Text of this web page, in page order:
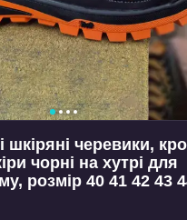
шкіряні черевики,
чорні на хутрі для
розмір 40 41 42 43